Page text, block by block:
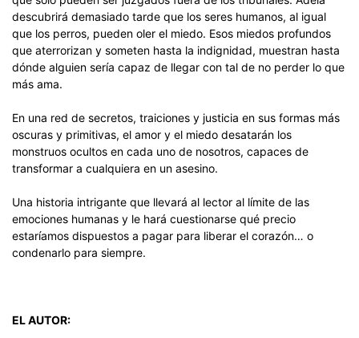
descubrirá demasiado tarde que los seres humanos, al igual
que los perros, pueden oler el miedo. Esos miedos profundos
que aterrorizan y someten hasta la indignidad, muestran hasta
dónde alguien sería capaz de llegar con tal de no perder lo que
más ama.
En una red de secretos, traiciones y justicia en sus formas más
oscuras y primitivas, el amor y el miedo desatarán los
monstruos ocultos en cada uno de nosotros, capaces de
transformar a cualquiera en un asesino.
Una historia intrigante que llevará al lector al límite de las
emociones humanas y le hará cuestionarse qué precio
estaríamos dispuestos a pagar para liberar el corazón… o
condenarlo para siempre.
EL AUTOR: